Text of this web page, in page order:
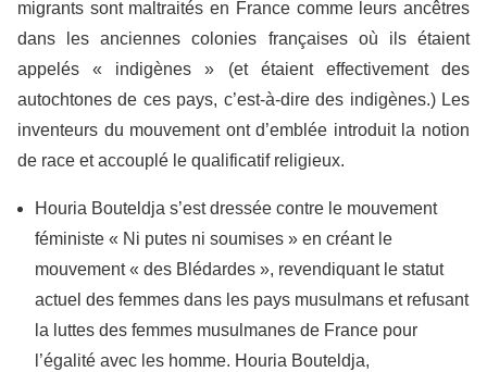
migrants sont maltraités en France comme leurs ancêtres
dans les anciennes colonies françaises où ils étaient
appelés « indigènes » (et étaient effectivement des
autochtones de ces pays, c’est-à-dire des indigènes.) Les
inventeurs du mouvement ont d’emblée introduit la notion
de race et accouplé le qualificatif religieux.
Houria Bouteldja s’est dressée contre le mouvement
féministe « Ni putes ni soumises » en créant le
mouvement « des Blédardes », revendiquant le statut
actuel des femmes dans les pays musulmans et refusant
la luttes des femmes musulmanes de France pour
l’égalité avec les homme. Houria Bouteldja,